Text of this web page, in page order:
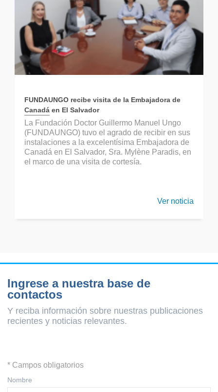
FUNDAUNGO recibe visita de la Embajadora de
Canadá en El Salvador
La Fundación Doctor Guillermo Manuel Ungo
(FUNDAUNGO) tuvo el agrado de recibir en sus
instalaciones a la excelentísima Embajadora de
Canadá en El Salvador, Sra. Mylène Paradis, en
el marco de una visita de cortesía.
Ver noticia
Ingrese a nuestra base de
contactos
Y reciba información sobre nuestras publicaciones
recientes y noticias relevantes.
* Campos obligatorios
Nombre